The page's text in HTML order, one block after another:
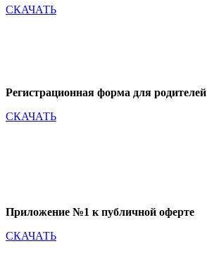
СКАЧАТЬ
Регистрационная форма для родителей
СКАЧАТЬ
Приложение №1 к публичной оферте
СКАЧАТЬ